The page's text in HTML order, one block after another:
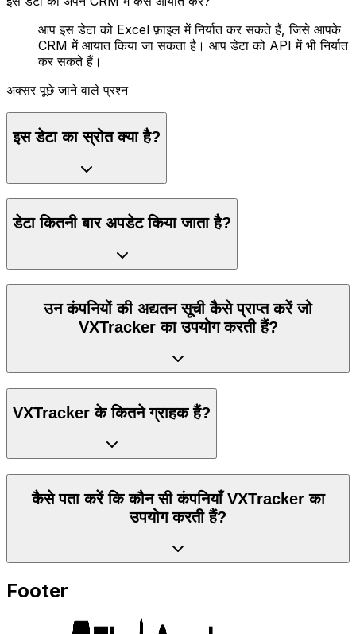
आप इस डेटा को Excel फ़ाइल में निर्यात कर सकते हैं, जिसे आपके
CRM में आयात किया जा सकता है। आप डेटा को API में भी निर्यात
कर सकते हैं।
अक्सर पूछे जाने वाले प्रश्न
इस डेटा का स्रोत क्या है?
डेटा कितनी बार अपडेट किया जाता है?
उन कंपनियों की अद्यतन सूची कैसे प्राप्त करें जो
VXTracker का उपयोग करती हैं?
VXTracker के कितने ग्राहक हैं?
कैसे पता करें कि कौन सी कंपनियाँ VXTracker का
उपयोग करती हैं?
Footer